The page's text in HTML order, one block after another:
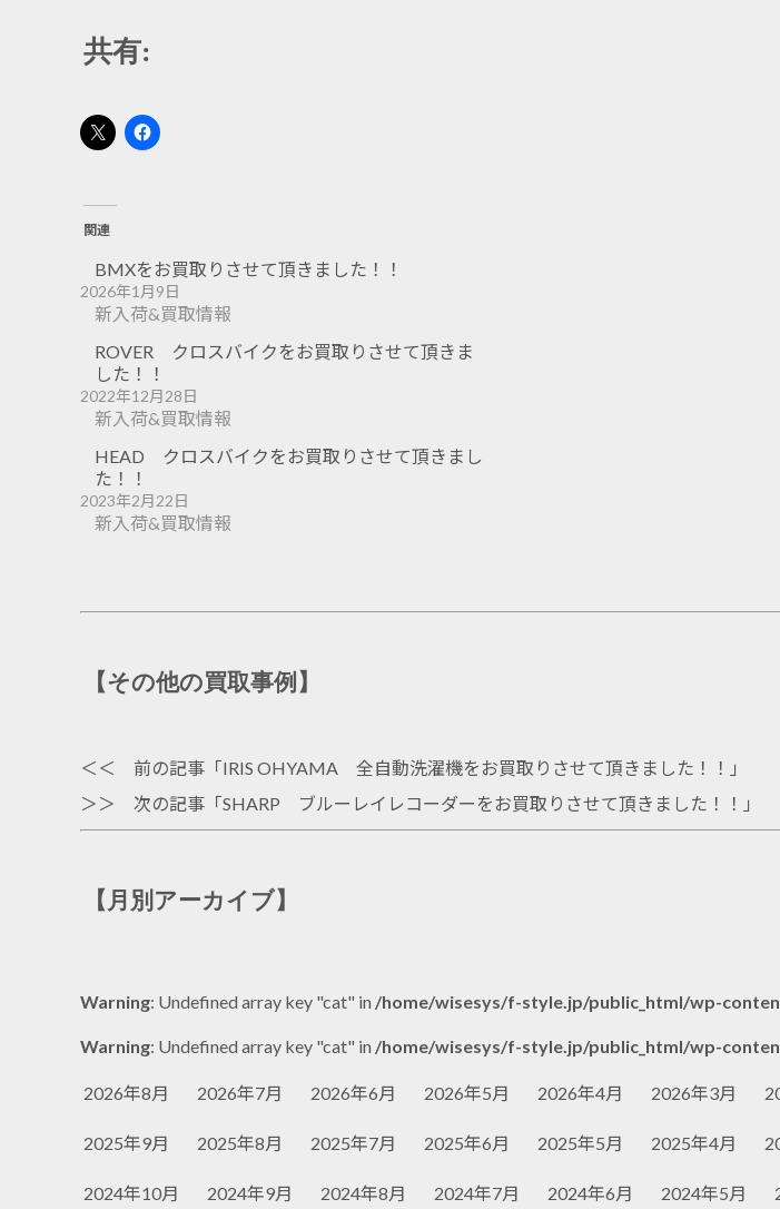
共有:
関連
BMXをお買取りさせて頂きました！！
2026年1月9日
新入荷&買取情報
ROVER クロスバイクをお買取りさせて頂きま
した！！
2022年12月28日
新入荷&買取情報
HEAD クロスバイクをお買取りさせて頂きまし
た！！
2023年2月22日
新入荷&買取情報
【その他の買取事例】
＜＜ 前の記事「IRIS OHYAMA 全自動洗濯機をお買取りさせて頂きました！！ 」
＞＞ 次の記事「SHARP ブルーレイレコーダーをお買取りさせて頂きました！！ 」
【月別アーカイブ】
Warning: Undefined array key "cat" in /home/wisesys/f-style.jp/public_html/wp-
Warning: Undefined array key "cat" in /home/wisesys/f-style.jp/public_html/wp-
2026年8月 2026年7月 2026年6月 2026年5月 2026年4月 2026年3月
2025年9月 2025年8月 2025年7月 2025年6月 2025年5月 2025年4月
2024年10月 2024年9月 2024年8月 2024年7月 2024年6月 2024年5月